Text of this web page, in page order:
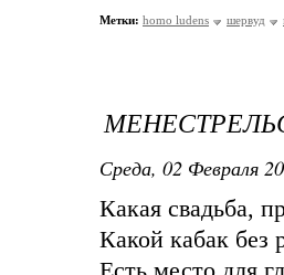
Метки: homo ludens шервуд
Среда, 02 Февраля
Какая свадьба,
Какой кабак без